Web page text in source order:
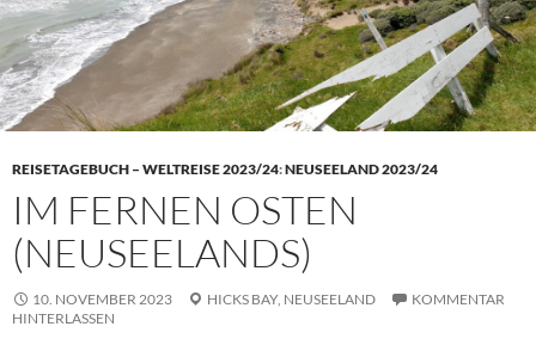
REISETAGEBUCH – WELTREISE 2023/24:NEUSEELAND 2023/24
IM FERNEN OSTEN
(NEUSEELANDS)
10. NOVEMBER 2023 HICKS BAY, NEUSEELAND
KOMMENTAR
HINTERLASSEN